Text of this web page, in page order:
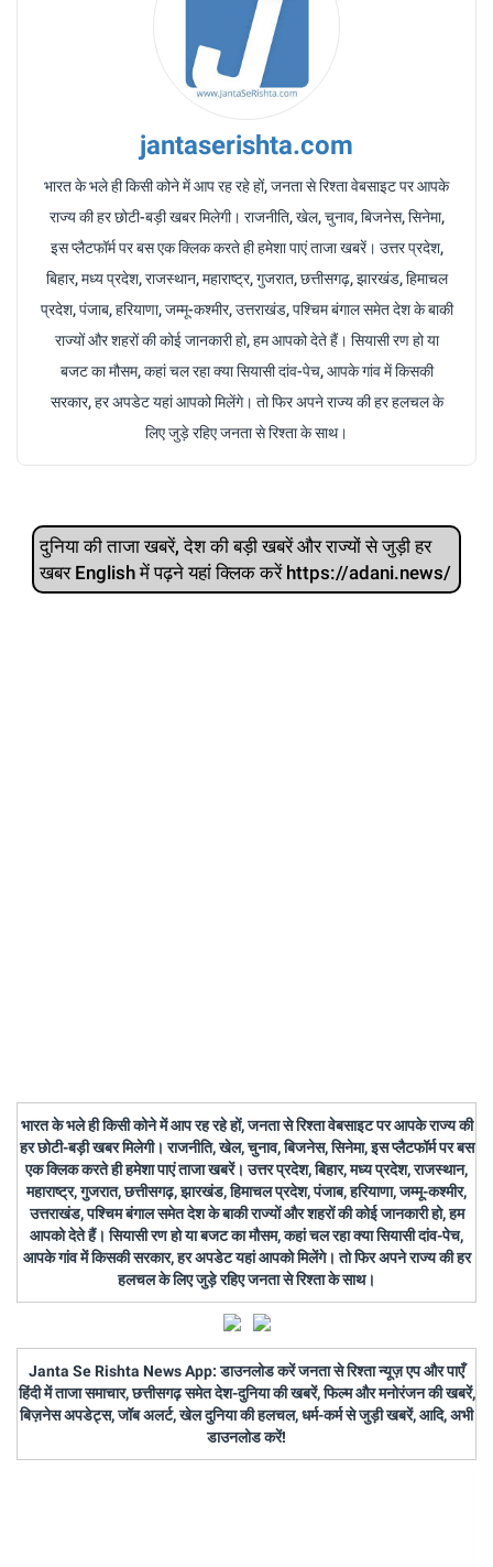
jantaserishta.com
भारत के भले ही किसी कोने में आप रह रहे हों, जनता से रिश्ता वेबसाइट पर आपके
राज्य की हर छोटी-बड़ी खबर मिलेगी। राजनीति, खेल, चुनाव, बिजनेस, सिनेमा,
इस प्लैटफॉर्म पर बस एक क्लिक करते ही हमेशा पाएं ताजा खबरें। उत्तर प्रदेश,
बिहार, मध्य प्रदेश, राजस्थान, महाराष्ट्र, गुजरात, छत्तीसगढ़, झारखंड, हिमाचल
प्रदेश, पंजाब, हरियाणा, जम्मू-कश्मीर, उत्तराखंड, पश्चिम बंगाल समेत देश के बाकी
राज्यों और शहरों की कोई जानकारी हो, हम आपको देते हैं। सियासी रण हो या
बजट का मौसम, कहां चल रहा क्या सियासी दांव-पेच, आपके गांव में किसकी
सरकार, हर अपडेट यहां आपको मिलेंगे। तो फिर अपने राज्य की हर हलचल के
लिए जुड़े रहिए जनता से रिश्ता के साथ।
दुनिया की ताजा खबरें, देश की बड़ी खबरें और राज्‍यों से जुड़ी हर
खबर English में पढ़ने यहां क्लिक करें https://adani.news/
भारत के भले ही किसी कोने में आप रह रहे हों, जनता से रिश्ता वेबसाइट पर आपके राज्य की
हर छोटी-बड़ी खबर मिलेगी। राजनीति, खेल, चुनाव, बिजनेस, सिनेमा, इस प्लैटफॉर्म पर बस
एक क्लिक करते ही हमेशा पाएं ताजा खबरें। उत्तर प्रदेश, बिहार, मध्य प्रदेश, राजस्थान,
महाराष्ट्र, गुजरात, छत्तीसगढ़, झारखंड, हिमाचल प्रदेश, पंजाब, हरियाणा, जम्मू-कश्मीर,
उत्तराखंड, पश्चिम बंगाल समेत देश के बाकी राज्यों और शहरों की कोई जानकारी हो, हम
आपको देते हैं। सियासी रण हो या बजट का मौसम, कहां चल रहा क्या सियासी दांव-पेच,
आपके गांव में किसकी सरकार, हर अपडेट यहां आपको मिलेंगे। तो फिर अपने राज्य की हर
हलचल के लिए जुड़े रहिए जनता से रिश्ता के साथ।
Janta Se Rishta News App: डाउनलोड करें जनता से रिश्ता न्यूज़ एप और पाएँ
हिंदी में ताजा समाचार, छत्तीसगढ़ समेत देश-दुनिया की खबरें, फिल्म और मनोरंजन की खबरें,
बिज़नेस अपडेट्स, जॉब अलर्ट, खेल दुनिया की हलचल, धर्म-कर्म से जुड़ी खबरें, आदि, अभी
डाउनलोड करें!